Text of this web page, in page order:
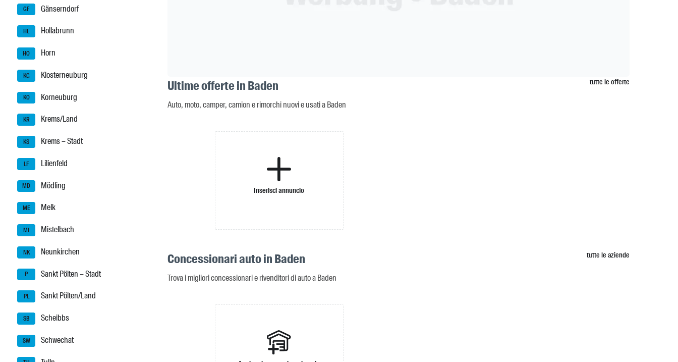
GF Gänserndorf
HL Hollabrunn
HO Horn
KG Klosterneuburg
KO Korneuburg
KR Krems/Land
KS Krems – Stadt
LF Lilienfeld
MD Mödling
ME Melk
MI Mistelbach
NK Neunkirchen
P Sankt Pölten – Stadt
PL Sankt Pölten/Land
SB Scheibbs
SW Schwechat
Ultime offerte in Baden
Auto, moto, camper, camion e rimorchi nuovi e usati a Baden
tutte le offerte
Inserisci annuncio
Concessionari auto in Baden
Trova i migliori concessionari e rivenditori di auto a Baden
tutte le aziende